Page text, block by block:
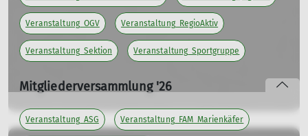
Veranstaltung_OGV Veranstaltung_RegioAktiv
Veranstaltung_Sektion Veranstaltung_Sportgruppe
Mitgliederversammlung '26
Sa. 10.10.2026 19:00 Uhr
Einladung zu unserer jährlichen Mitgliederversammlung
Veranstaltung_ASG Veranstaltung_FAM_Marienkäfer